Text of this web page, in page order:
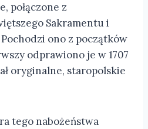
połączone z
Sakramentu i
ono z początków
odprawiono je w 1707
oryginalne, staropolskie
tego nabożeństwa